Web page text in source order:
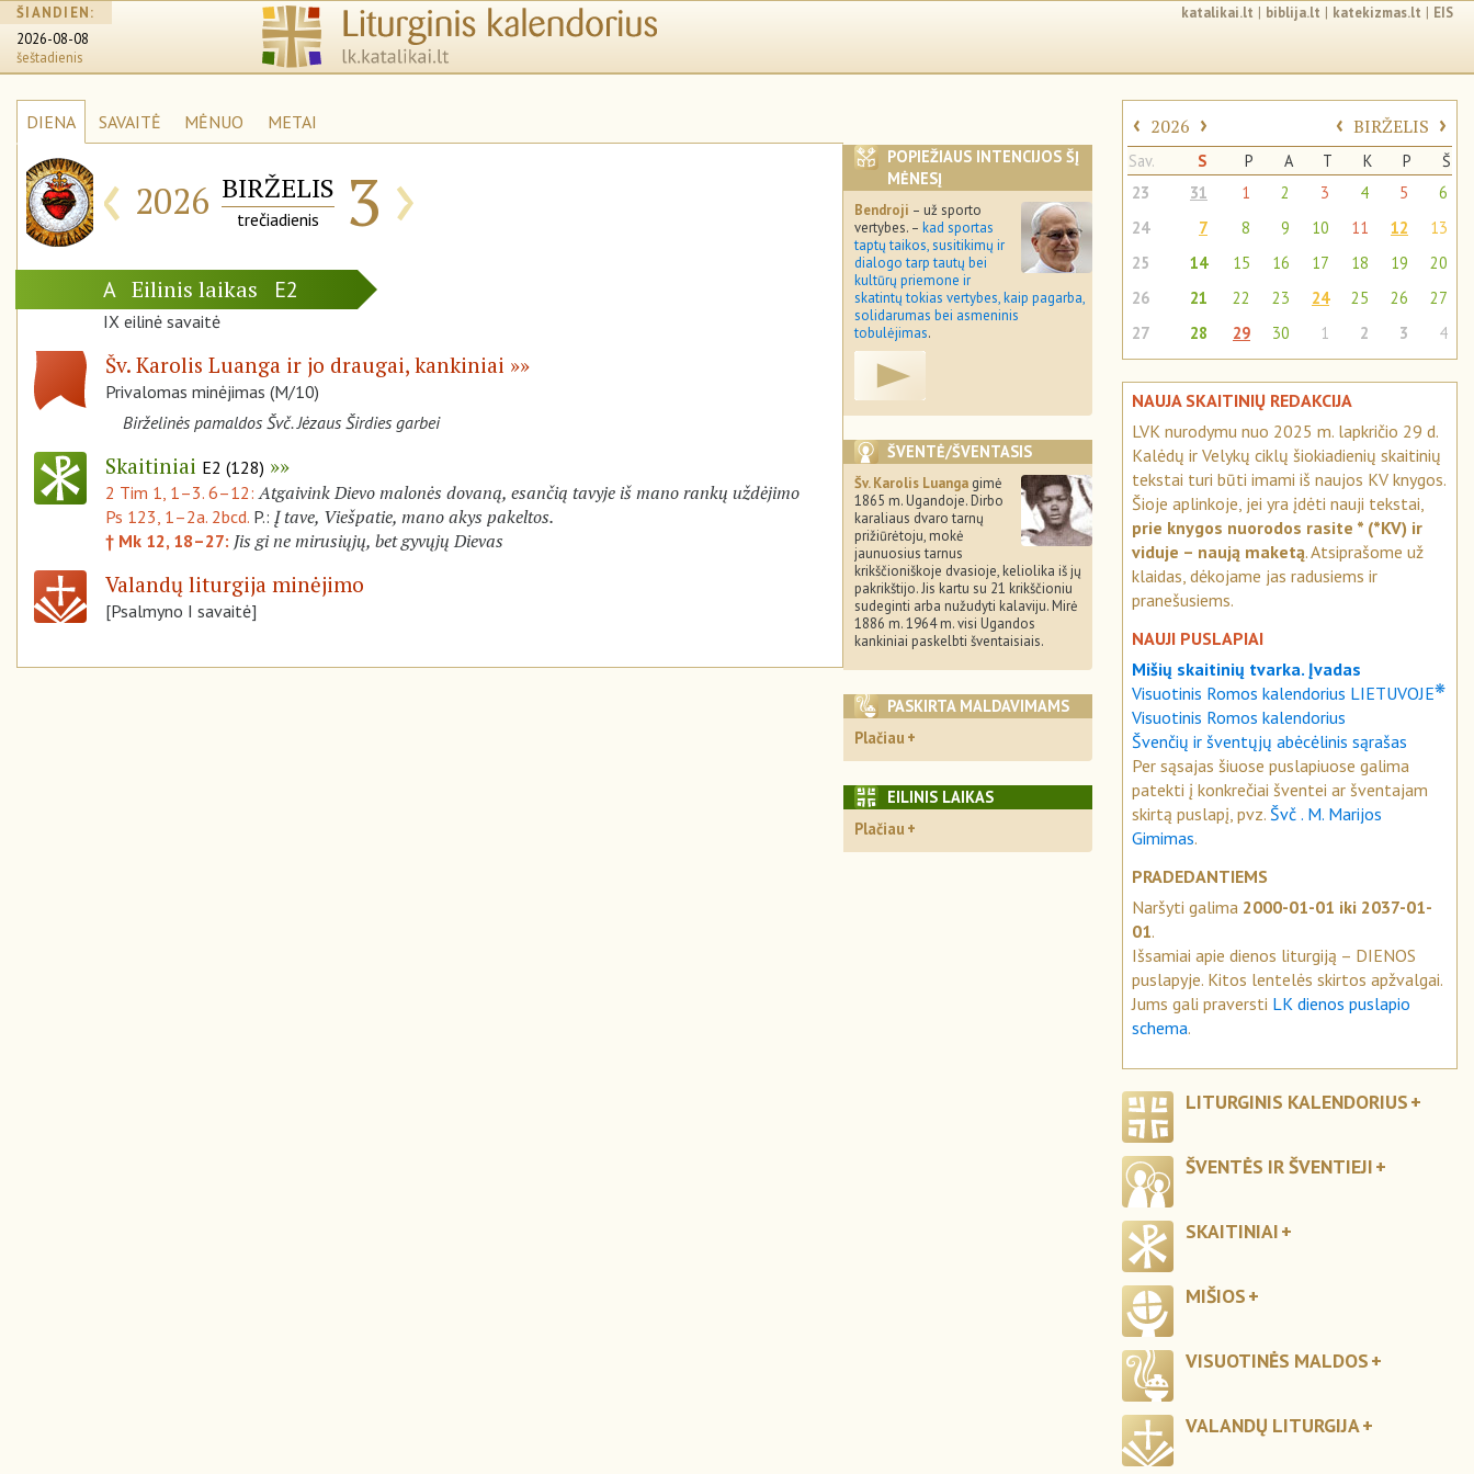
ŠIANDIEN:
2026-08-08
šeštadienis
katalikai.lt | biblija.lt | katekizmas.lt | EIS
DIENA SAVAITĖ MĖNUO METAI
‹ 2026 BIRŽELIS
trečiadienis 3 ›
A Eilinis laikas E2
IX eilinė savaitė
Šv. Karolis Luanga ir jo draugai, kankiniai
Privalomas minėjimas (M/10)
Birželinės pamaldos Švč. Jėzaus Širdies garbei
Skaitiniai E2 (128)
2 Tim 1, 1–3. 6–12: Atgaivink Dievo malonės dovaną, esančią tavyje iš mano rankų uždėjimo
Ps 123, 1–2a. 2bcd. P.: Į tave, Viešpatie, mano akys pakeltos.
† Mk 12, 18–27: Jis gi ne mirusiųjų, bet gyvųjų Dievas
Valandų liturgija minėjimo
[Psalmyno I savaitė]
POPIEŽIAUS INTENCIJOS ŠĮ
MĖNESĮ
Bendroji – už sporto
vertybes. – kad sportas
taptų taikos, susitikimų ir
dialogo tarp tautų bei
kultūrų priemone ir
skatintų tokias vertybes, kaip pagarba,
solidarumas bei asmeninis
tobulėjimas.
ŠVENTĖ/ŠVENTASIS
Šv. Karolis Luanga gimė
1865 m. Ugandoje. Dirbo
karaliaus dvaro tarnų
prižiūrėtoju, mokė
jaunuosius tarnus
krikščioniškoje dvasioje, keliolika iš jų
pakrikštijo. Jis kartu su 21 krikščioniu
sudeginti arba nužudyti kalaviju. Mirė
1886 m. 1964 m. visi Ugandos
kankiniai paskelbti šventaisiais.
PASKIRTA MALDAVIMAMS
Plačiau
EILINIS LAIKAS
Plačiau
‹ 2026 › ‹ BIRŽELIS ›
Sav. S P A T K P
Š
23
31 1 2 3 4 5
6
24
7 8 9 10 11 12
13
25
14 15 16 17 18 19
20
26
21 22 23 24 25 26
27
27
28 29 30 1 2 3 4
NAUJA SKAITINIŲ REDAKCIJA
LVK nurodymu nuo 2025 m. lapkričio 29 d.
Kalėdų ir Velykų ciklų šiokiadienių skaitinių
tekstai turi būti imami iš naujos KV knygos.
Šioje aplinkoje, jei yra įdėti nauji tekstai,
prie knygos nuorodos rasite * (*KV) ir
viduje – naują maketą. Atsiprašome už
klaidas, dėkojame jas radusiems ir
pranešusiems.
NAUJI PUSLAPIAI
Mišių skaitinių tvarka. Įvadas
Visuotinis Romos kalendorius LIETUVOJE❋
Visuotinis Romos kalendorius
Švenčių ir šventųjų abėcėlinis sąrašas
Per sąsajas šiuose puslapiuose galima
patekti į konkrečiai šventei ar šventajam
skirtą puslapį, pvz. Švč . M. Marijos
Gimimas.
PRADEDANTIEMS
Naršyti galima 2000-01-01 iki 2037-01-
01.
Išsamiai apie dienos liturgiją – DIENOS
puslapyje. Kitos lentelės skirtos apžvalgai.
Jums gali praversti LK dienos puslapio
schema.
LITURGINIS KALENDORIUS
ŠVENTĖS IR ŠVENTIEJI
SKAITINIAI
MIŠIOS
VISUOTINĖS MALDOS
VALANDŲ LITURGIJA